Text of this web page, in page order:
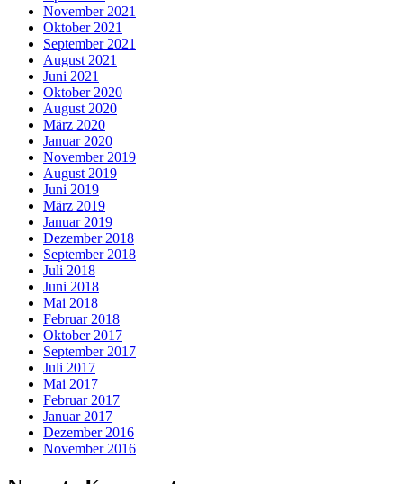
November 2021
Oktober 2021
September 2021
August 2021
Juni 2021
Oktober 2020
August 2020
März 2020
Januar 2020
November 2019
August 2019
Juni 2019
März 2019
Januar 2019
Dezember 2018
September 2018
Juli 2018
Juni 2018
Mai 2018
Februar 2018
Oktober 2017
September 2017
Juli 2017
Mai 2017
Februar 2017
Januar 2017
Dezember 2016
November 2016